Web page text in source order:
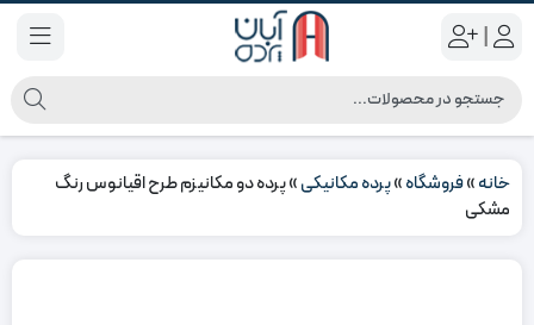
|
خانه»فروشگاه»پرده مکانیکی»پرده دو مکانیزم طرح اقیانوس رنگ
مشکی